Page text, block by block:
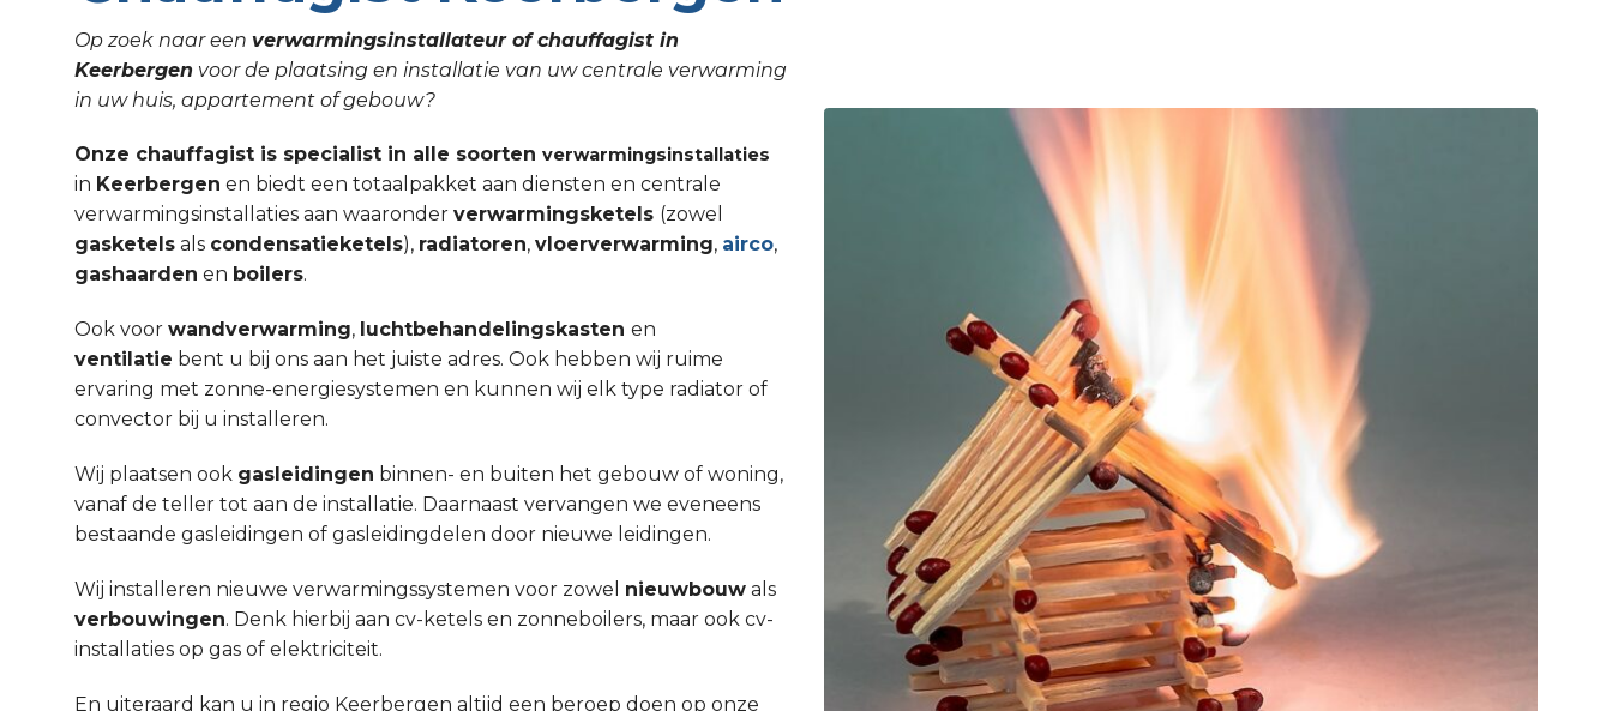
Op zoek naar een verwarmingsinstallateur of chauffagist in
Keerbergen voor de plaatsing en installatie van uw centrale verwarming
in uw huis, appartement of gebouw?
Onze chauffagist is specialist in alle soorten verwarmingsinstallaties
in Keerbergen en biedt een totaalpakket aan diensten en centrale
verwarmingsinstallaties aan waaronder verwarmingsketels (zowel
gasketels als condensatieketels), radiatoren, vloerverwarming, airco,
gashaarden en boilers.
Ook voor wandverwarming, luchtbehandelingskasten en
ventilatie bent u bij ons aan het juiste adres. Ook hebben wij ruime
ervaring met zonne-energiesystemen en kunnen wij elk type radiator of
convector bij u installeren.
Wij plaatsen ook gasleidingen binnen- en buiten het gebouw of woning,
vanaf de teller tot aan de installatie. Daarnaast vervangen we eveneens
bestaande gasleidingen of gasleidingdelen door nieuwe leidingen.
Wij installeren nieuwe verwarmingssystemen voor zowel nieuwbouw als
verbouwingen. Denk hierbij aan cv-ketels en zonneboilers, maar ook cv-
installaties op gas of elektriciteit.
En uiteraard kan u in regio Keerbergen altijd een beroep doen op onze